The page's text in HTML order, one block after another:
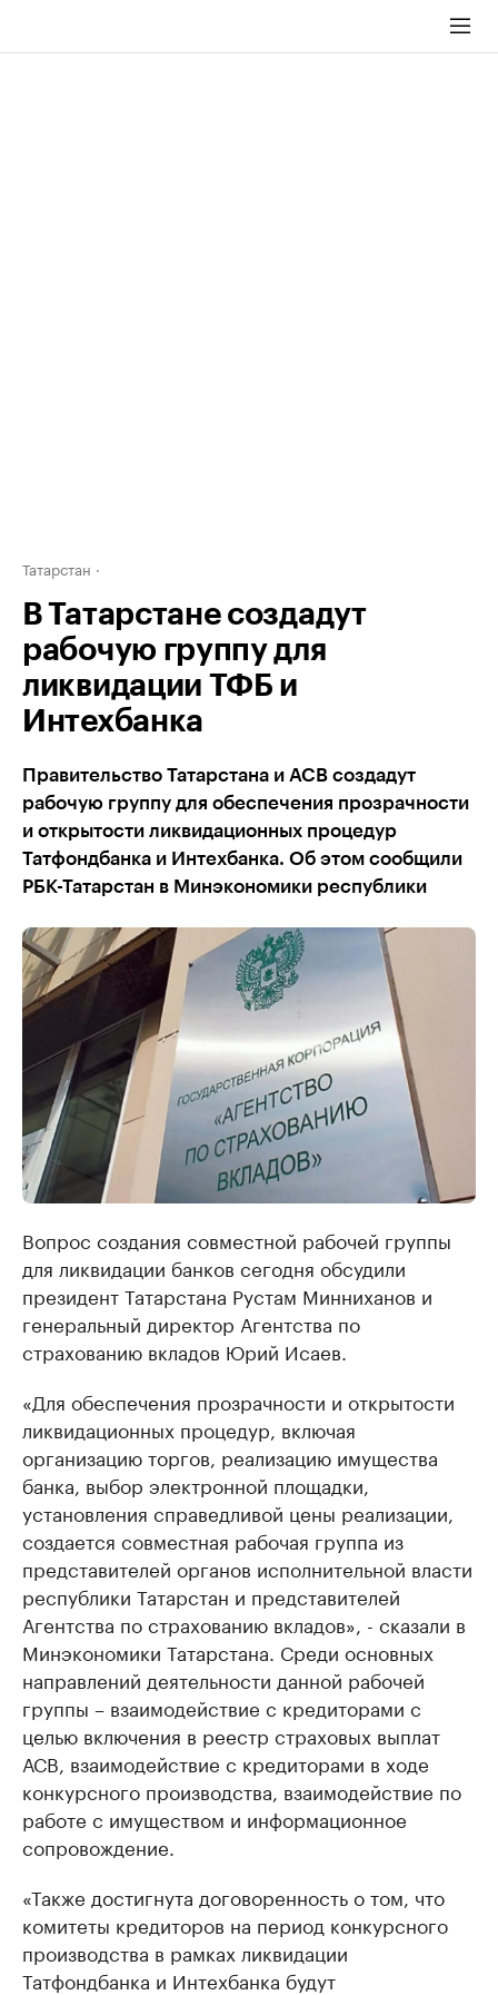
Татарстан
В Татарстане создадут
рабочую группу для
ликвидации ТФБ и
Интехбанка
Правительство Татарстана и АСВ создадут
рабочую группу для обеспечения прозрачности
и открытости ликвидационных процедур
Татфондбанка и Интехбанка. Об этом сообщили
РБК-Татарстан в Минэкономики республики
Вопрос создания совместной рабочей группы
для ликвидации банков сегодня обсудили
президент Татарстана Рустам Минниханов и
генеральный директор Агентства по
страхованию вкладов Юрий Исаев.
«Для обеспечения прозрачности и открытости
ликвидационных процедур, включая
организацию торгов, реализацию имущества
банка, выбор электронной площадки,
установления справедливой цены реализации,
создается совместная рабочая группа из
представителей органов исполнительной власти
республики Татарстан и представителей
Агентства по страхованию вкладов», - сказали в
Минэкономики Татарстана. Среди основных
направлений деятельности данной рабочей
группы – взаимодействие с кредиторами с
целью включения в реестр страховых выплат
АСВ, взаимодействие с кредиторами в ходе
конкурсного производства, взаимодействие по
работе с имуществом и информационное
сопровождение.
«Также достигнута договоренность о том, что
комитеты кредиторов на период конкурсного
производства в рамках ликвидации
Татфондбанка и Интехбанка будут